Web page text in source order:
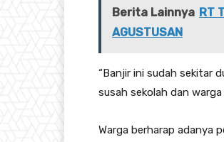
Berita Lainnya RT
AGUSTUSAN
“Banjir ini sudah sekitar
susah sekolah dan
Warga berharap adanya